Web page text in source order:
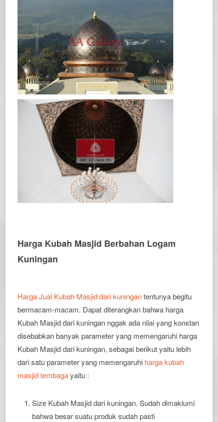
Harga Kubah Masjid Berbahan Logam
Kuningan
Harga Jual Kubah Masjid dari kuningantentunya begitu
bermacam-macam. Dapat diterangkan bahwa harga
Kubah Masjid dari kuningan nggak ada nilai yang konstan
disebabkan banyak parameter yang memengaruhi harga
Kubah Masjid dari kuningan, sebagai berikut yaitu lebih
dari satu parameter yang memengaruhi harga kubah
masjid tembagayaitu :
Size Kubah Masjid dari kuningan. Sudah dimaklumi
bahwa besar suatu produk sudah pasti